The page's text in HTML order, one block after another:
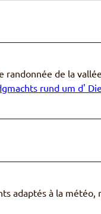
randonnée de la
rund um d'
adaptés à la